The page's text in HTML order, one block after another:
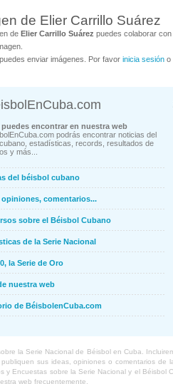
de Elier Carrillo Suárez
de Elier Carrillo Suárez puedes colaborar
enviar imágenes. Por favor inicia sesión o
encontrar en nuestra web
podrás encontrar noticias del
estadísticas, records, resultados de
y más...
del béisbol cubano
opiniones, comentarios...
sobre el Béisbol Cubano
de la Serie Nacional
la Serie de Oro
nuestra web
de BéisbolenCuba.com
la Serie Nacional de Béisbol en Cuba.
sus ideas, opiniones o comentarios de
Encuestas sobre la Serie Nacional y el
web frecuentemente.